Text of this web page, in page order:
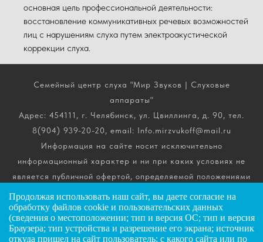
Продолжая использовать наш сайт, вы даете согласие на
обработку файлов cookie и пользовательских данных
(сведения о местоположении; тип и версия ОС; тип и версия
Браузера; тип устройства и разрешение его экрана; источник
откуда пришел на сайт пользователь; с какого сайта или по
основная цель профессиональной деятельности:
восстановление коммуникативных речевых возможностей
лиц с нарушениям слуха путем электроакустической
коррекции слуха.
Семейный центр слуха "Мир Звуков | Слуховые
аппараты"
Адрес: 454111, г. Челябинск, ул. Цвиллинга, д. 90, тел.
8(904) 939-20-20, email: Info.mirzvukoff@mail.ru
Информация на сайте носит исключительно
информационный характер и ни при каких условиях не
является публичной офертой, определяемой положениями
ч. 2 ст. 437 Гражданского кодекса РФ. Получить
подробную информацию о стоимости, комплектации и
сроках выполнения услуг вы можете по телефону горячей
линии.